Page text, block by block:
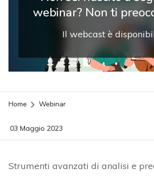
webinar? Non ti
Il webcast è
Home Webinar
03 Maggio 2023
Strumenti avanzati di analisi e